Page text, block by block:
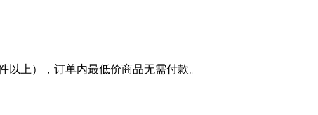
上），订单内最低价商品无需付款。